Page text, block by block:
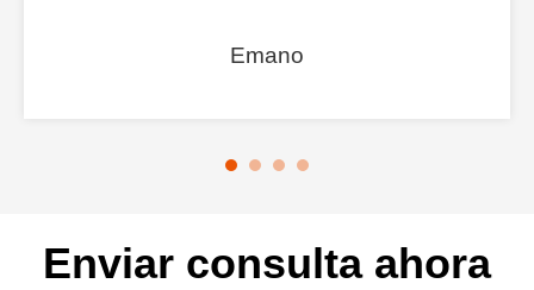
Emano
Enviar consulta ahora